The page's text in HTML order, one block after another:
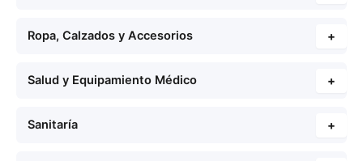
Ropa, Calzados y Accesorios +
Salud y Equipamiento Médico +
Sanitaría +